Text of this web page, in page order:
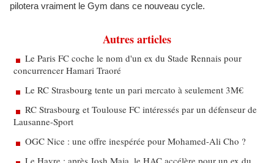
pilotera vraiment le Gym dans ce nouveau cycle.
Autres articles
Le Paris FC coche le nom d'un ex du Stade Rennais pour
concurrencer Hamari Traoré
Le RC Strasbourg tente un pari mercato à seulement 3M€
RC Strasbourg et Toulouse FC intéressés par un défenseur de
Lausanne-Sport
OGC Nice : une offre inespérée pour Mohamed-Ali Cho ?
Le Havre : après Josh Maja, le HAC accélère pour un ex du